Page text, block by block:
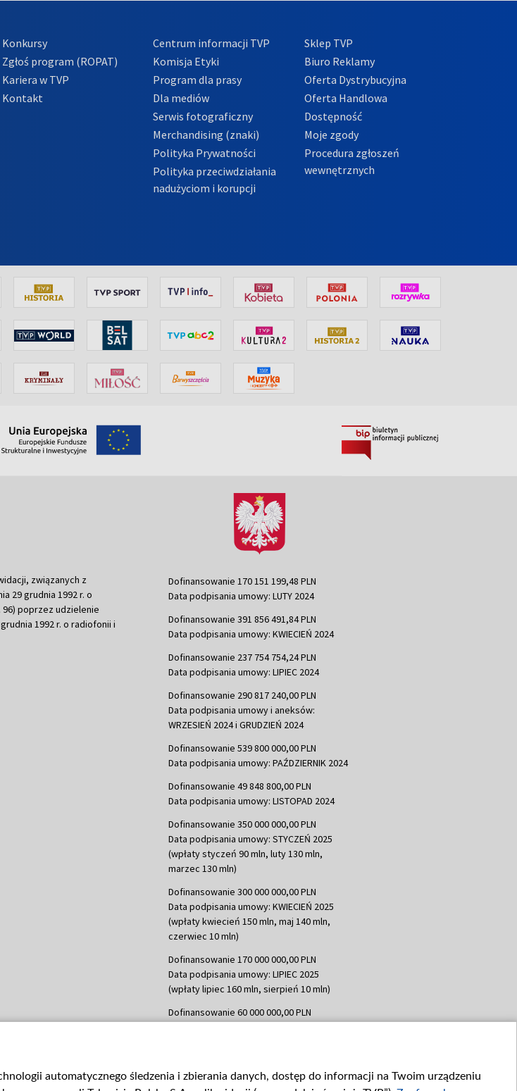
Konkursy
Zgłoś program (ROPAT)
Kariera w TVP
Kontakt
Centrum informacji TVP
Komisja Etyki
Program dla prasy
Dla mediów
Serwis fotograficzny
Merchandising (znaki)
Polityka Prywatności
Polityka przeciwdziałania
nadużyciom i korupcji
Sklep TVP
Biuro Reklamy
Oferta Dystrybucyjna
Oferta Handlowa
Dostępność
Moje zgody
Procedura zgłoszeń
wewnętrznych
związanych z
29 grudnia 1992 r. o
96) poprzez udzielenie
1992 r. o radiofonii i
Dofinansowanie 170 151 199,48 PLN
Data podpisania umowy: LUTY 2024
Dofinansowanie 391 856 491,84 PLN
Data podpisania umowy: KWIECIEŃ 2024
Dofinansowanie 237 754 754,24 PLN
Data podpisania umowy: LIPIEC 2024
Dofinansowanie 290 817 240,00 PLN
Data podpisania umowy i aneksów:
WRZESIEŃ 2024 i GRUDZIEŃ 2024
Dofinansowanie 539 800 000,00 PLN
Data podpisania umowy: PAŹDZIERNIK 2024
Dofinansowanie 49 848 800,00 PLN
Data podpisania umowy: LISTOPAD 2024
Dofinansowanie 350 000 000,00 PLN
Data podpisania umowy: STYCZEŃ 2025
(wpłaty styczeń 90 mln, luty 130 mln,
marzec 130 mln)
Dofinansowanie 300 000 000,00 PLN
Data podpisania umowy: KWIECIEŃ 2025
(wpłaty kwiecień 150 mln, maj 140 mln,
czerwiec 10 mln)
Dofinansowanie 170 000 000,00 PLN
Data podpisania umowy: LIPIEC 2025
(wpłaty lipiec 160 mln, sierpień 10 mln)
Dofinansowanie 60 000 000,00 PLN
Data podpisania umowy: WRZESIEŃ 2025
automatycznego śledzenia i zbierania danych, dostęp do informacji na Twoim urządzeniu